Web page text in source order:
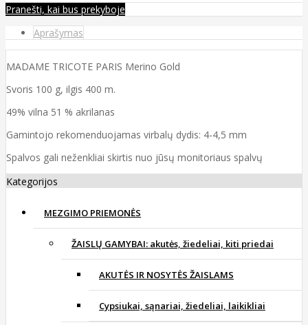
Pranešti, kai bus prekyboje
Aprašymas
MADAME TRICOTE PARIS Merino Gold
Svoris 100 g, ilgis 400 m.
49% vilna 51 % akrilanas
Gamintojo rekomenduojamas virbalų dydis: 4-4,5 mm
Spalvos gali neženkliai skirtis nuo jūsų monitoriaus spalvų
Kategorijos
MEZGIMO PRIEMONĖS
ŽAISLŲ GAMYBAI: akutės, žiedeliai, kiti priedai
AKUTĖS IR NOSYTĖS ŽAISLAMS
Cypsiukai, sąnariai, žiedeliai, laikikliai